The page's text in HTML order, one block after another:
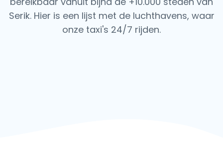
Serik. Hier is een lijst met de luchthavens, waar
onze taxi's 24/7 rijden.